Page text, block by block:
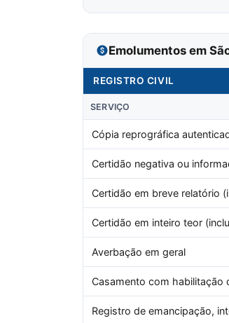
Emolumentos em
REGISTRO CIVIL
SERVIÇO
Cópia reprográfica
Certidão negativa ou
Certidão em breve relatório
Certidão em inteiro teor
Averbação em geral
Casamento com habilitação
Registro de emancipação,